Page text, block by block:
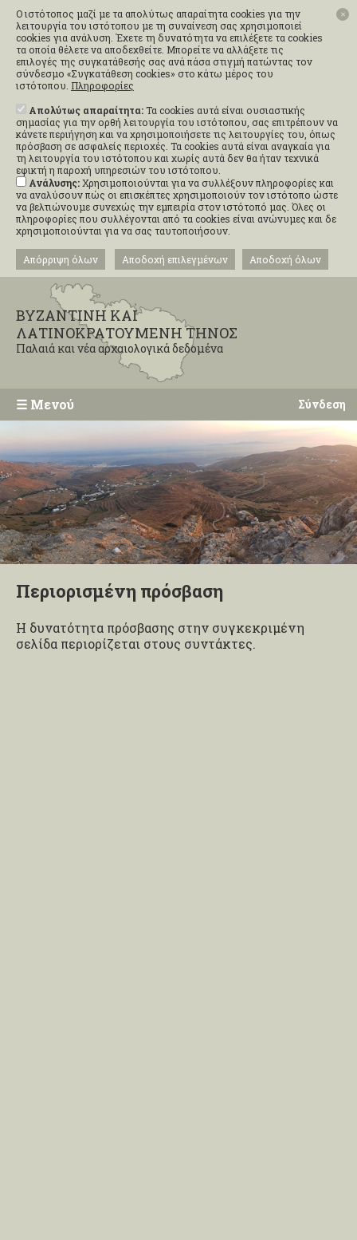
Ο ιστότοπος μαζί με τα απολύτως απαραίτητα cookies για την
λειτουργία του ιστότοπου με τη συναίνεση σας χρησιμοποιεί
cookies για ανάλυση. Έχετε τη δυνατότητα να επιλέξετε τα cookies
τα οποία θέλετε να αποδεχθείτε. Μπορείτε να αλλάξετε τις
επιλογές της συγκατάθεσής σας ανά πάσα στιγμή πατώντας τον
σύνδεσμο «Συγκατάθεση cookies» στο κάτω μέρος του
ιστότοπου. Πληροφορίες
Απολύτως απαραίτητα:Τα cookies αυτά είναι ουσιαστικής
σημασίας για την ορθή λειτουργία του ιστότοπου, σας επιτρέπουν να
κάνετε περιήγηση και να χρησιμοποιήσετε τις λειτουργίες του, όπως
πρόσβαση σε ασφαλείς περιοχές. Τα cookies αυτά είναι αναγκαία για
τη λειτουργία του ιστότοπου και χωρίς αυτά δεν θα ήταν τεχνικά
εφικτή η παροχή υπηρεσιών του ιστότοπου.
Ανάλυσης:Χρησιμοποιούνται για να συλλέξουν πληροφορίες και
να αναλύσουν πώς οι επισκέπτες χρησιμοποιούν τον ιστότοπο ώστε
να βελτιώνουμε συνεχώς την εμπειρία στον ιστότοπό μας. Όλες οι
πληροφορίες που συλλέγονται από τα cookies είναι ανώνυμες και δε
χρησιμοποιούνται για να σας ταυτοποιήσουν.
Απόρριψη όλων Αποδοχή επιλεγμένων Αποδοχή όλων
✕
ΒΥΖΑΝΤΙΝΗ ΚΑΙ
ΛΑΤΙΝΟΚΡΑΤΟΥΜΕΝΗ ΤΗΝΟΣ
Παλαιά και νέα αρχαιολογικά δεδομένα
☰ Μενού Σύνδεση
Περιορισμένη πρόσβαση
Η δυνατότητα πρόσβασης στην συγκεκριμένη
σελίδα περιορίζεται στους συντάκτες.